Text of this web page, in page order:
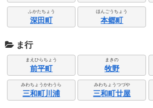
ふかたちょう
深田町
ほんごうちょう
本郷町
ま行
まえひらちょう
前平町
まきの
牧野
みわちょうかわうら
三和町川浦
みわちょうつづや
三和町廿屋